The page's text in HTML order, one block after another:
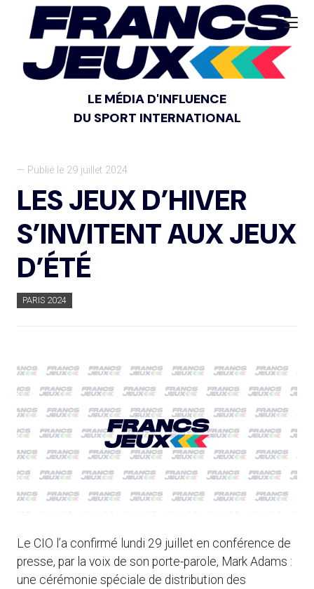
LE MÉDIA D'INFLUENCE
DU SPORT INTERNATIONAL
— Publié le 29 juillet 2024
LES JEUX D’HIVER
S’INVITENT AUX JEUX
D’ÉTÉ
PARIS 2024
Le CIO l’a confirmé lundi 29 juillet en conférence de
presse, par la voix de son porte-parole, Mark Adams :
une cérémonie spéciale de distribution des